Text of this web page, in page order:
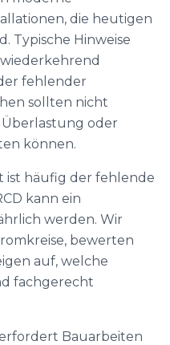
die heutigen
Typische Hinweise
fehlender
sollten nicht
oder
können.
ist häufig der fehlende
kann ein
werden. Wir
bewerten
auf, welche
fachgerecht
Bauarbeiten